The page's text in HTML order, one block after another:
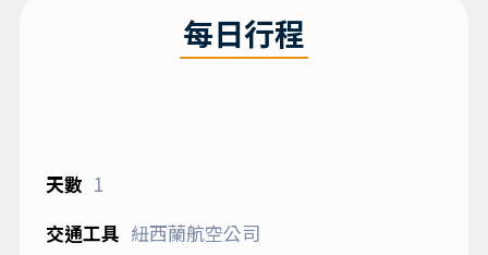
每日行程
1
紐西蘭航空公司